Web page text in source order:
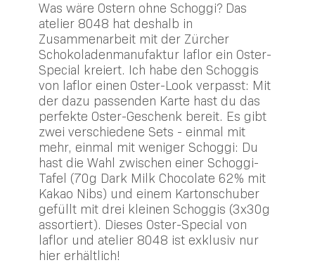
Was wäre Ostern ohne Schoggi? Das
atelier 8048 hat deshalb in
Zusammenarbeit mit der Zürcher
Schokoladenmanufaktur laflor ein Oster-
Special kreiert. Ich habe den Schoggis
von laflor einen Oster-Look verpasst: Mit
der dazu passenden Karte hast du das
perfekte Oster-Geschenk bereit. Es gibt
zwei verschiedene Sets - einmal mit
mehr, einmal mit weniger Schoggi: Du
hast die Wahl zwischen einer Schoggi-
Tafel (70g Dark Milk Chocolate 62% mit
Kakao Nibs) und einem Kartonschuber
gefüllt mit drei kleinen Schoggis (3x30g
assortiert). Dieses Oster-Special von
laflor und atelier 8048 ist exklusiv nur
hier erhältlich!